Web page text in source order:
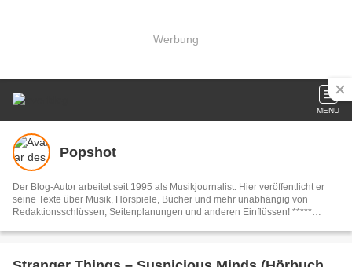
Werbung
MENU
Popshot
Der Blog-Autor arbeitet seit 1995 als Musikjournalist. Hier veröffentlicht er
seine Texte über Musik, Hörspiele, Bücher und mehr unabhängig von
Redaktionsschlüssen, Seitenplanungen und anderen Einflüssen! *****